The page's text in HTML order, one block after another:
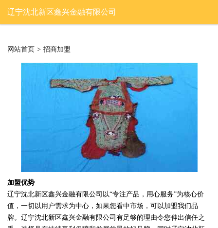
辽宁沈北新区鑫兴金融有限公司
网站首页 > 招商加盟
加盟优势
辽宁沈北新区鑫兴金融有限公司以“专注产品，用心服务”为核心价
值，一切以用户需求为中心，如果您看中市场，可以加盟我们品
牌。辽宁沈北新区鑫兴金融有限公司有足够的理由令您伸出信任之